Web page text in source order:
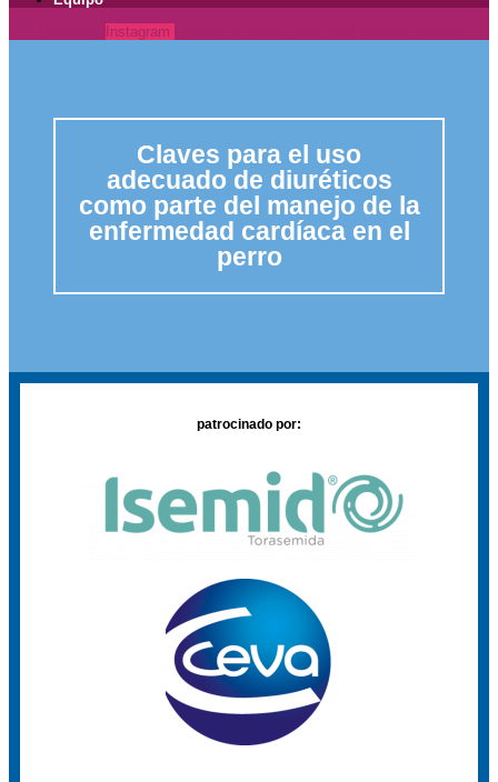
Instagram
Claves para el uso
adecuado de diuréticos
como parte del manejo de la
enfermedad cardíaca en el
perro
patrocinado por: